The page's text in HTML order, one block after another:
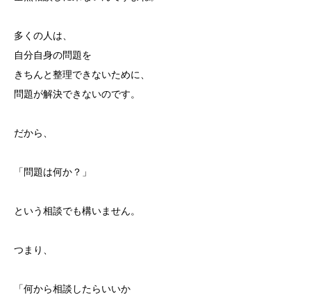
多くの人は、
自分自身の問題を
きちんと整理できないために、
問題が解決できないのです。
だから、
「問題は何か？」
という相談でも構いません。
つまり、
「何から相談したらいいか